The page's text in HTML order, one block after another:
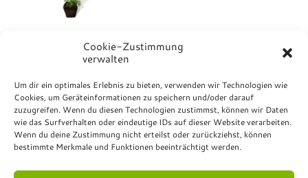
Cookie-Zustimmung
verwalten
Um dir ein optimales Erlebnis zu bieten, verwenden wir Technologien wie
Cookies, um Geräteinformationen zu speichern und/oder darauf
zuzugreifen. Wenn du diesen Technologien zustimmst, können wir Daten
wie das Surfverhalten oder eindeutige IDs auf dieser Website verarbeiten.
Wenn du deine Zustimmung nicht erteilst oder zurückziehst, können
bestimmte Merkmale und Funktionen beeinträchtigt werden.
BIO GRAUER
Kontakt: +49 7072 23 07
Bio Grauer
Hurschstrasse 4
DE-72810 Gomaringen